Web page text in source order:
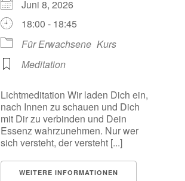
Juni 8, 2026
18:00 - 18:45
Für Erwachsene Kurs
Meditation
Lichtmeditation Wir laden Dich ein,
nach Innen zu schauen und Dich
mit Dir zu verbinden und Dein
Essenz wahrzunehmen. Nur wer
sich versteht, der versteht [...]
WEITERE INFORMATIONEN